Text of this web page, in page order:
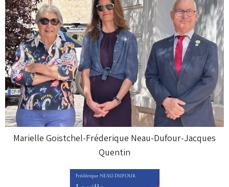
Marielle Goistchel-Fréderique Neau-Dufour-Jacques
Quentin